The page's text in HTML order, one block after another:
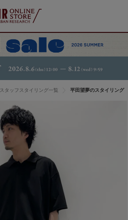
スタッフスタイリング一覧 平田望夢のスタイリング